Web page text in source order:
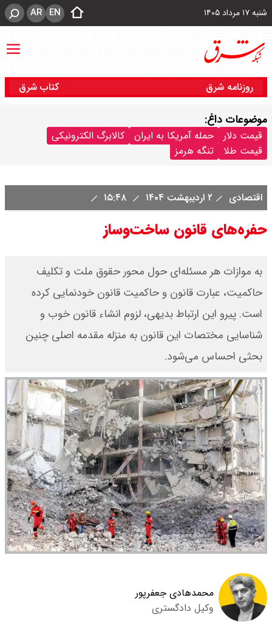
شنبه ۱۷ مرداد ۱۴۰۵ EN
AR
روزنامه شرق کتاب شرق
موضوعات داغ:
قیمت دلار حمله آمریکا به ایران
کالابرگ الکترونیکی
قیمت طلا
تنگه هرمز
اقتصادی ۲ اردیبهشت ۱۴۰۴
حفره‌های قانون ساخت‌وساز
به موازات هر مسئله‌ای حول محور حقوق ملت و تکلیف
حاکمیت، عبارت قانون و حاکمیت قانون خودنمایی کرده
است. پیرو این ارتباط بدیهی، لزوم انشاء قانون خوب و
شناسایی مختصات این قانون به منزله مقدمه اصلی چنین
بحثی احساس می‌شود.
محمدهادی جعفرپور
وکیل دادگستری